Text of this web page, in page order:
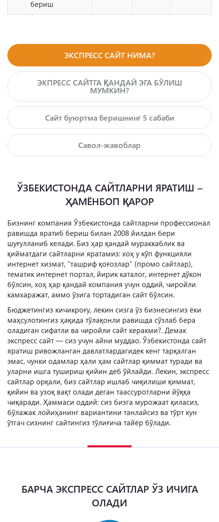
бериш
ЭКСПРЕСС САЙТ НИМА?
ЭКПРЕСС САЙТГА ҚАНДАЙ ЭГА БЎЛИШ
МУМКИН?
Сайт буюртма беришнинг 5 сабаби
Савол-жавоблар
ЎЗБЕКИСТОНДА САЙТЛАРНИ ЯРАТИШ –
ҲАМЁНБОП ҚАРОР
Бизнинг компания Ўзбекистонда сайтларни профессионал
равишда яратиб бериш билан 2008 йилдан бери
шуғулланиб келади. Биз ҳар қандай мураккаблик ва
қийматдаги сайтларни яратамиз: хоҳ у кўп функцияли
интернет хизмат, “ташриф қоғозлар” (промо сайтлар),
тематик интернет портал, йирик каталог, интернет дўкон
бўлсин, хоҳ ҳар қандай компания учун оддий, чиройли
камхаражат, аммо ўзига тортадиган сайт бўлсин.
Бюджетингиз кичикроғу, лекин сизга ўз бизнесингиз ёки
маҳсулотингиз ҳақида тўлақонли равишда сўзлаб бера
оладиган сифатли ва чиройли сайт керакми?. Демак
экспресс сайт — сиз учун айни муддао. Ўзбекистонда сайт
яратиш ривожланган давлатлардагидек кенг тарқалган
эмас, чунки одамлар ҳали ҳам сайтлар қиммат туради ва
уларни ишга тушириш қийин деб ўйлайди. Лекин, экспресс
сайтлар орқали, биз сайтлар ишлаб чиқилиши қиммат,
қийин ва узоқ вақт олади деган таассуротларни йўққа
чиқаради. Ҳаммаси оддий: сиз бизга мурожаат қиласиз,
бўлажак лойиҳанинг вариантини танлайсиз ва тўрт кун
ўтгач сизнинг сайтингиз тўлиғича тайёр бўлади.
БАРЧА ЭКСПРЕСС САЙТЛАР ЎЗ ИЧИГА
ОЛАДИ